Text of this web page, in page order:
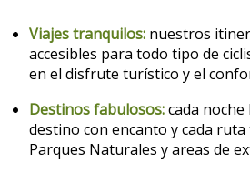
Viajes tranquilos: nuestros
accesibles para todo tipo de
en el disfrute turístico y el
Destinos fabulosos:cada
destino con encanto y cada ruta
Parques Naturales y areas de